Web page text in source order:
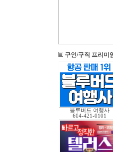
구인/구직 프리미
블루버드 여행사
604-421-0101